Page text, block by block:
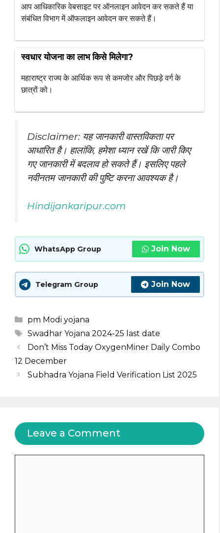
आप आधिकारिक वेबसाइट पर ऑनलाइन आवेदन कर सकते हैं या
संबंधित विभाग में ऑफलाइन आवेदन कर सकते हैं।
स्वधार योजना का लाभ किसे मिलेगा?
महाराष्ट्र राज्य के आर्थिक रूप से कमजोर और पिछड़े वर्ग के
छात्रों को।
Disclaimer: यह जानकारी वास्तविकता पर
आधारित है। हालांकि, हमेशा ध्यान रखें कि जारी किए
गएजानकारीमें बदलाव हो सकते हैं। इसलिए पहले
नवीनतम जानकारी की पुष्टि करना आवश्यक है।
Hindijankaripur.com
WhatsApp Group Join Now
Telegram Group Join Now
Categories
pm Modi yojana
Tags
Swadhar Yojana 2024-25 last date
Don’t Miss Today OxygenMiner Daily Combo
12 December
Subhadra Yojana Field Verification List 2025
Leave a Comment